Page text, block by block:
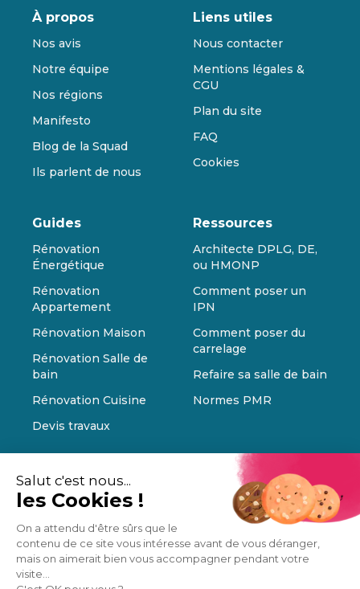
Salut c'est nous...
les Cookies !
On a attendu d'être sûrs que le
contenu de ce site vous intéresse avant de vous déranger,
mais on aimerait bien vous accompagner pendant votre
visite...
À propos
Nos avis
Notre équipe
Nos régions
Manifesto
Blog de la Squad
Ils parlent de nous
Liens utiles
Nous contacter
Mentions légales &
CGU
Plan du site
FAQ
Cookies
Guides
Rénovation
Énergétique
Rénovation
Appartement
Rénovation Maison
Rénovation Salle de
bain
Rénovation Cuisine
Devis travaux
Ressources
Architecte DPLG, DE,
ou HMONP
Comment poser un
IPN
Comment poser du
carrelage
Refaire sa salle de bain
Normes PMR